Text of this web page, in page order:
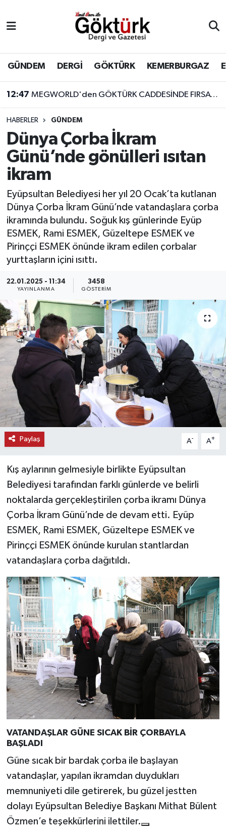
GÜNDEM DERGİ GÖKTÜRK KEMERBURGAZ
12:47 MEGWORLD'den GÖKTÜRK CADDESİNDE FIRSAT!!! DEVREN KİRALIK CAFE
HABERLER GÜNDEM
Dünya Çorba İkram
Günü’nde gönülleri ısıtan
ikram
Eyüpsultan Belediyesi her yıl 20 Ocak’ta kutlanan
Dünya Çorba İkram Günü’nde vatandaşlara çorba
ikramında bulundu. Soğuk kış günlerinde Eyüp
ESMEK, Rami ESMEK, Güzeltepe ESMEK ve
Pirinççi ESMEK önünde ikram edilen çorbalar
yurttaşların içini ısıttı.
22.01.2025 - 11:34
YAYINLANMA
3458
GÖSTERIM
Paylaş A- A+
Kış aylarının gelmesiyle birlikte Eyüpsultan
Belediyesi tarafından farklı günlerde ve belirli
noktalarda gerçekleştirilen çorba ikramı Dünya
Çorba İkram Günü’nde de devam etti. Eyüp
ESMEK, Rami ESMEK, Güzeltepe ESMEK ve
Pirinççi ESMEK önünde kurulan stantlardan
vatandaşlara çorba dağıtıldı.
VATANDAŞLAR GÜNE SICAK BİR ÇORBAYLA
BAŞLADI
Güne sıcak bir bardak çorba ile başlayan
vatandaşlar, yapılan ikramdan duydukları
memnuniyeti dile getirerek, bu güzel jestten
dolayı Eyüpsultan Belediye Başkanı Mithat Bülent
Özmen’e teşekkürlerini ilettiler.
BİLİM
DERGİ
DÜNYA
EĞİTİM
GÖKTÜRK
GÜNDEM
KEMERBURGAZ
ÖZEL HABER
SAĞLIK
SPOR
TEKNOLOJİ
Eyüpsultan Hava Durumu
Eyüpsultan Trafik Yoğunluk Haritası
Süper Lig Puan Durumu ve Fikstür
Tüm Manşetler
Son Dakika Haberleri